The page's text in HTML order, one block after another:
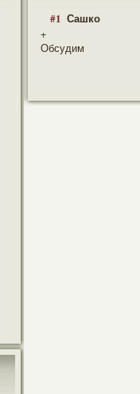
#1 Сашко
+
Обсудим